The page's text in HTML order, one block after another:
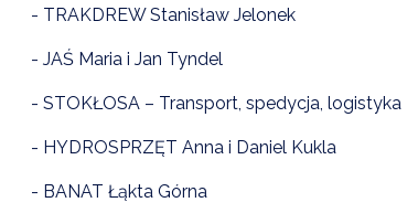
- TRAKDREW Stanisław Jelonek
- JAŚ Maria i Jan Tyndel
- STOKŁOSA – Transport, spedycja, logistyka
- HYDROSPRZĘT Anna i Daniel Kukla
- BANAT Łąkta Górna